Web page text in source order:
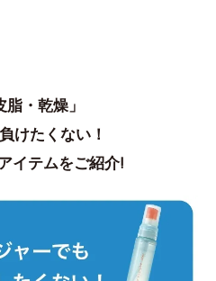
脂・乾燥」
けたくない！
イテムをご紹介!